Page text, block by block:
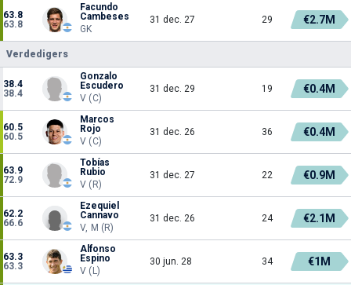
63.8
63.8
Facundo
Cambeses
GK
31 dec. 27 29 €2.7M
Verdedigers
38.4
38.4
Gonzalo
Escudero
V (C)
31 dec. 29 19 €0.4M
60.5
60.5
Marcos
Rojo
V (C)
31 dec. 26 36 €0.4M
63.9
72.9
Tobías
Rubio
V (R)
31 dec. 27 22 €0.9M
62.2
66.6
Ezequiel
Cannavo
V, M (R)
31 dec. 26 24 €2.1M
63.3
63.3
Alfonso
Espino
V (L)
30 jun. 28 34 €1M